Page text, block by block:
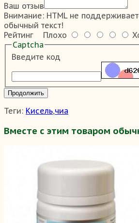
Ваш отзыв
Внимание: HTML не
обычный текст!
Рейтинг Плохо
Captcha
Введите код
Продолжить
Теги: Кисель,чиа
Вместе с этим товаром